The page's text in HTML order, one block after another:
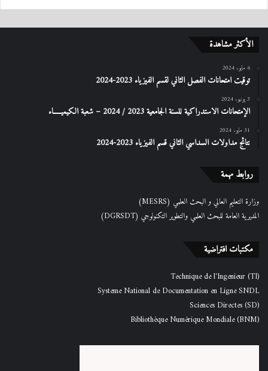
الأكثر مشاهدة
6 مايو، 2024
توقيت امتحانات الفصل الثاني لقسم الفيزياء 2023-2024
3 يونيو، 2024
الإمتحانات الاستدراكیة للسنة الجامعیة 2023 / 2024 – شعبة الكیمیـــــاء
31 مايو، 2024
نتائج مداولات السداسي الثاني قسم الفيزياء 2023-2024
روابط مهمة
وزارة التعليم العالي و البحث العلمي (MESRS)
المديرية العامة للبحث العلمي والتطوير التكنولوجي (DGRSDT)
مكتبات افتراضية
Technique de l'Ingenieur (TI)
Systeme National de Documentation en Ligne SNDL
Sciences Directes (SD)
Bibliothèque Numérique Mondiale (BNM)